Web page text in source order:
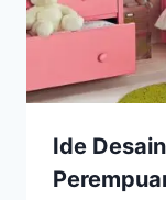
Ide